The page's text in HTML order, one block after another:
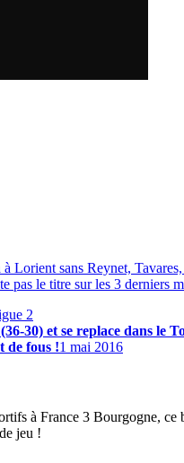
Lorient sans Reynet,
pas le titre sur les 3 derniers
2
30) et se replace dans le
de fous !1 mai 2016
à France 3 Bourgogne,
jeu !